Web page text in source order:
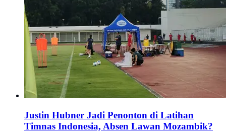
Justin Hubner Jadi Penonton di Latihan
Timnas Indonesia, Absen Lawan Mozambik?